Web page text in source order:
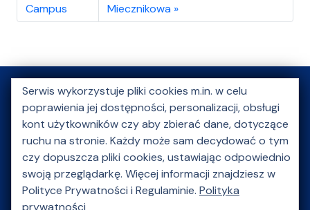
Campus
Miecznikowa
O nas Aktualności
Kongres Młodej Nauki
Szkoły letnie
Akcje charytatywne
Wydarzenie kulturalne
Multimedia
Galeria
Partnerzy
Kontakt
Serwis wykorzystuje pliki cookies m.in. w celu
poprawienia jej dostępności, personalizacji, obsługi
kont użytkowników czy aby zbierać dane, dotyczące
ruchu na stronie. Każdy może sam decydować o tym
czy dopuszcza pliki cookies, ustawiając odpowiednio
swoją przeglądarkę. Więcej informacji znajdziesz w
Polityce Prywatności i Regulaminie. Polityka
prywatności